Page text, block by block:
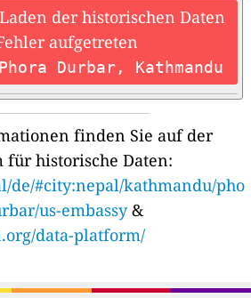
der historischen Daten
aufgetreten
Durbar, Kathmandu
finden Sie auf der
für historische Daten:
de/#city:nepal/kathmandu/pho
us-embassy&
data-platform/